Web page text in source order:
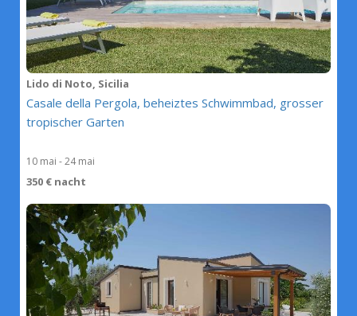
Lido di Noto, Sicilia
Casale della Pergola, beheiztes Schwimmbad, grosser
tropischer Garten
10 mai - 24 mai
350 € nacht